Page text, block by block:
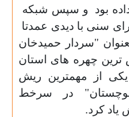
بود و سپس شبکه
سنی با دیدی عمدتا
"سردار حمیدخان
چهره های استان
از مهمترین ریش
در سرخط
یاد کرد.